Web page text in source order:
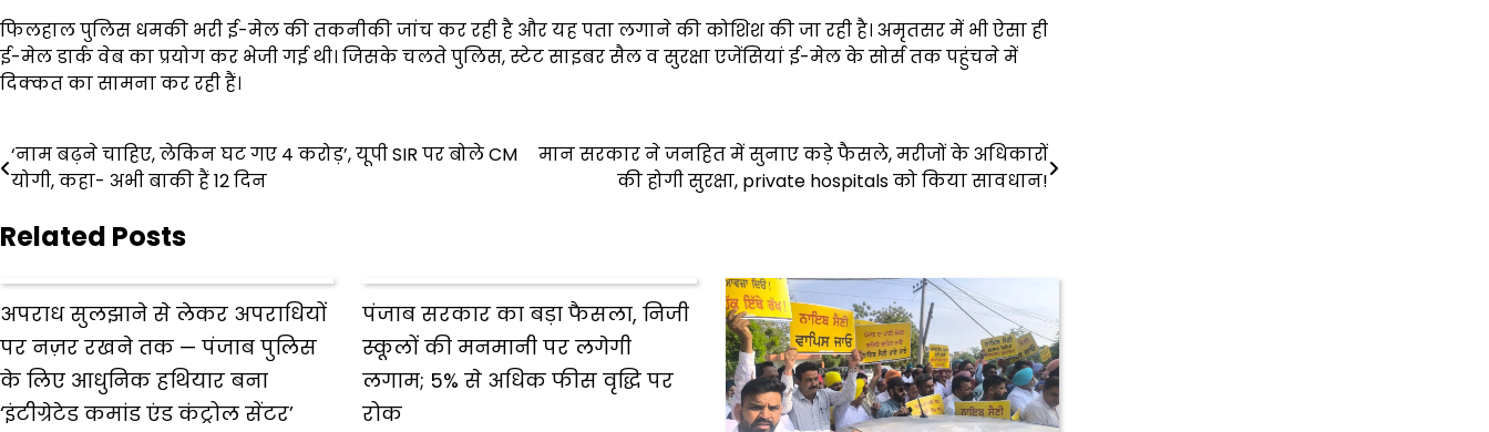
फिलहाल पुलिस धमकी भरी ई-मेल की तकनीकी जांच कर रही है और यह पता लगाने की कोशिश की जा रही है। अमृतसर में भी ऐसा ही
ई-मेल डार्क वेब का प्रयोग कर भेजी गई थी। जिसके चलते पुलिस, स्टेट साइबर सैल व सुरक्षा एजेंसियां ई-मेल के सोर्स तक पहुंचने में
दिक्कत का सामना कर रही हैं।
Post
navigation
‘नाम बढ़ने चाहिए, लेकिन घट गए 4 करोड़’, यूपी SIR पर बोले CM
योगी, कहा- अभी बाकी हैं 12 दिन
मान सरकार ने जनहित में सुनाए कड़े फैसले, मरीजों के अधिकारों
की होगी सुरक्षा, private hospitals को किया सावधान!
Related Posts
अपराध सुलझाने से लेकर अपराधियों
पर नज़र रखने तक — पंजाब पुलिस
के लिए आधुनिक हथियार बना
‘इंटीग्रेटेड कमांड एंड कंट्रोल सेंटर’
पंजाब सरकार का बड़ा फैसला, निजी
स्कूलों की मनमानी पर लगेगी
लगाम; 5% से अधिक फीस वृद्धि पर
रोक